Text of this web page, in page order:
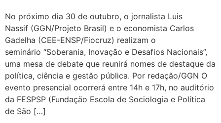
No próximo dia 30 de outubro, o jornalista Luis
Nassif (GGN/Projeto Brasil) e o economista Carlos
Gadelha (CEE-ENSP/Fiocruz) realizam o
seminário “Soberania, Inovação e Desafios Nacionais”,
uma mesa de debate que reunirá nomes de destaque da
política, ciência e gestão pública. Por redação/GGN O
evento presencial ocorrerá entre 14h e 17h, no auditório
da FESPSP (Fundação Escola de Sociologia e Política
de São […]